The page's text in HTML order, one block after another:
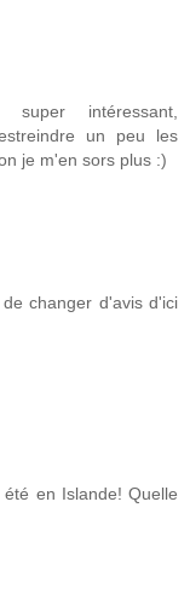
intéressant,
un peu les
je m'en sors plus :)
changer d'avis d'ici
en Islande! Quelle